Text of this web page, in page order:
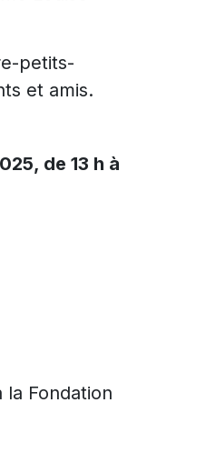
petits-
et amis.
de 13 h à
Fondation